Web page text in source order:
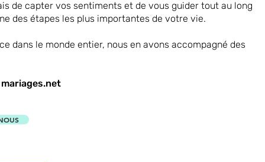
de capter vos sentiments et de vous guider tout au long
des étapes les plus importantes de votre vie.
dans le monde entier, nous en avons accompagné des